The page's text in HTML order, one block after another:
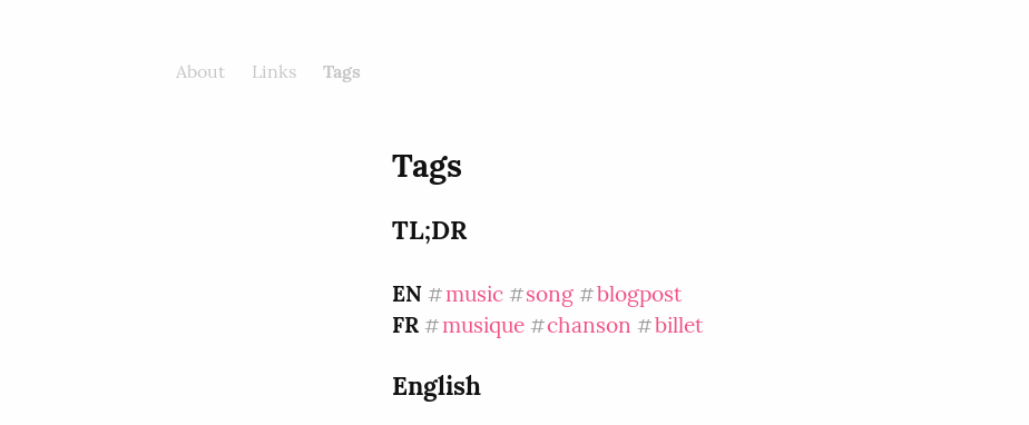
About Links Tags
Tags
TL;DR
EN #music #song #blogpost
FR #musique #chanson #billet
English